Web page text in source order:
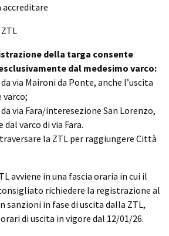
accreditare
della targa consente
dal medesimo varco:
da via Maironi da Ponte, anche l’uscita
varco;
da via Fara/interesezione San Lorenzo,
dal varco di via Fara.
la ZTL per raggiungere Città
avviene in una fascia oraria in cui il
richiedere la registrazione al
sanzioni in fase di uscita dalla ZTL,
di uscita in vigore dal 12/01/26.